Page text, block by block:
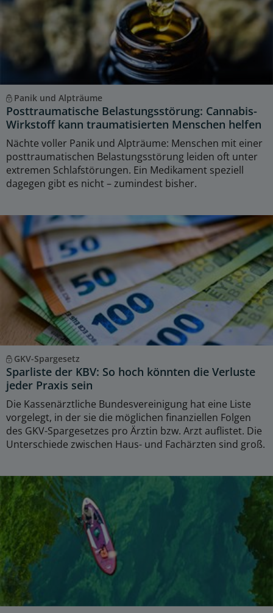
Panik und Alpträume
Posttraumatische Belastungsstörung: Cannabis-
Wirkstoff kann traumatisierten Menschen helfen
Nächte voller Panik und Alpträume: Menschen mit einer
posttraumatischen Belastungsstörung leiden oft unter
extremen Schlafstörungen. Ein Medikament speziell
dagegen gibt es nicht – zumindest bisher.
GKV-Spargesetz
Sparliste der KBV: So hoch könnten die Verluste
jeder Praxis sein
Die Kassenärztliche Bundesvereinigung hat eine Liste
vorgelegt, in der sie die möglichen finanziellen Folgen
des GKV-Spargesetzes pro Ärztin bzw. Arzt auflistet. Die
Unterschiede zwischen Haus- und Fachärzten sind groß.